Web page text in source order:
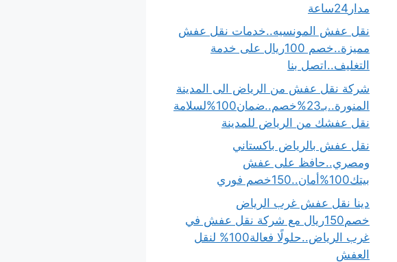
مدار24ساعة
نقل عفش المونسيه..خدمات نقل عفش
مميزة..خصم 100ريال على خدمة
التغليف..اتصل بنا
شركة نقل عفش من الرياض الى المدينة
المنورة..بـ23%خصم..ضمان100%لسلامة
نقل عفشك من الرياض للمدينة
نقل عفش بالرياض باكستاني
ومصري..حافظ على عفش
بيتك100%أمان..150خصم فوري
دينا نقل عفش غرب الرياض
خصم150ريال مع شركة نقل عفش في
غرب الرياض..حلولًا فعالة100% لنقل
العفش